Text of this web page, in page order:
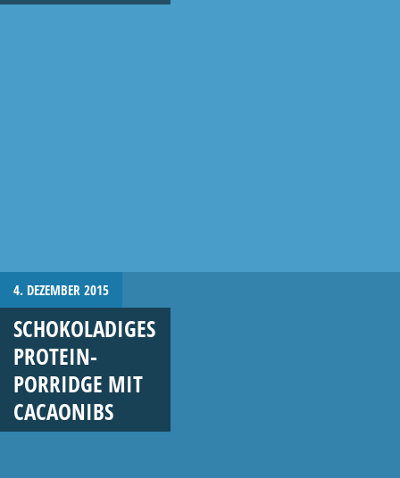
4. DEZEMBER 2015
SCHOKOLADIGES
PROTEIN-
PORRIDGE MIT
CACAONIBS